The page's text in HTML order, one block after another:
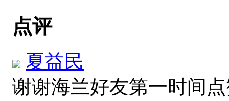
点评
夏益民
谢谢海兰好友第一时间